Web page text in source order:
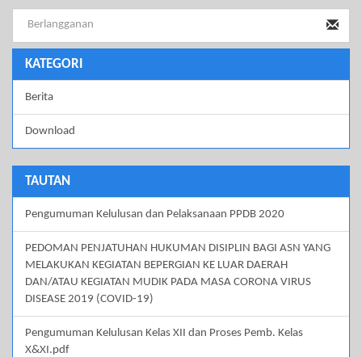
KATEGORI
Berita
Download
TAUTAN
Pengumuman Kelulusan dan Pelaksanaan PPDB 2020
PEDOMAN PENJATUHAN HUKUMAN DISIPLIN BAGI ASN YANG
MELAKUKAN KEGIATAN BEPERGIAN KE LUAR DAERAH
DAN/ATAU KEGIATAN MUDIK PADA MASA CORONA VIRUS
DISEASE 2019 (COVID-19)
Pengumuman Kelulusan Kelas XII dan Proses Pemb. Kelas
X&XI.pdf